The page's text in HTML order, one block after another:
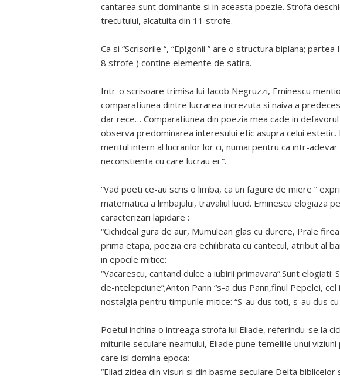
cantarea sunt dominante si in aceasta poezie. Strofa
trecutului, alcatuita din 11 strofe.
Ca si “Scrisorile “, “Epigonii ” are o structura biplana;
8 strofe ) contine elemente de satira.
Intr-o scrisoare trimisa lui Iacob Negruzzi, Eminescu
comparatiunea dintre lucrarea increzuta si naiva a
dar rece… Comparatiunea din poezia mea cade in
observa predominarea interesului etic asupra celui
meritul intern al lucrarilor lor ci, numai pentru ca intr-
neconstienta cu care lucrau ei “.
“Vad poeti ce-au scris o limba, ca un fagure de miere ”
matematica a limbajului, travaliul lucid. Eminescu elogiaza
caracterizari lapidare :
“Cichideal gura de aur, Mumulean glas cu durere, Prale
prima etapa, poezia era echilibrata cu cantecul, atribut al
in epocile mitice:
“Vacarescu, cantand dulce a iubirii primavara”.Sunt elogiati:
de-ntelepciune”;Anton Pann “s-a dus Pann,finul Pepelei,
nostalgia pentru timpurile mitice: “S-au dus toti, s-au dus
Poetul inchina o intreaga strofa lui Eliade, referindu-se la
miturile seculare neamului, Eliade pune temeliile unui
care isi domina epoca:
“Eliad zidea din visuri si din basme seculare Delta